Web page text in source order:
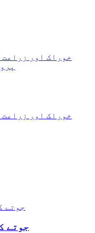
خوراک اور
خوراک اور
جوتے